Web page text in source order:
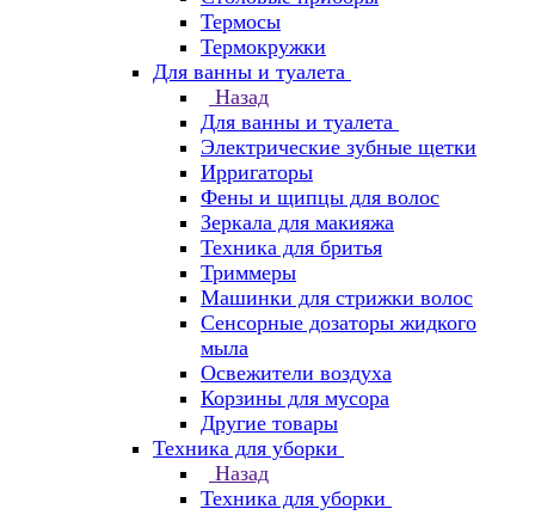
Термосы
Термокружки
Для ванны и туалета
Назад
Для ванны и туалета
Электрические зубные щетки
Ирригаторы
Фены и щипцы для волос
Зеркала для макияжа
Техника для бритья
Триммеры
Машинки для стрижки волос
Сенсорные дозаторы жидкого
мыла
Освежители воздуха
Корзины для мусора
Другие товары
Техника для уборки
Назад
Техника для уборки